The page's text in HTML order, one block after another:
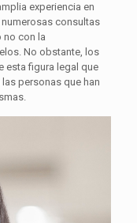
experiencia en
consultas
no con la
No obstante, los
esta figura legal que
personas que han